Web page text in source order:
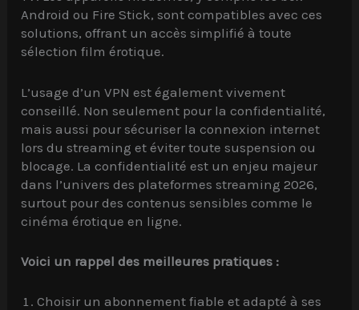
Android ou Fire Stick, sont compatibles avec ces
solutions, offrant un accès simplifié à toute
sélection film érotique.
L’usage d’un VPN est également vivement
conseillé. Non seulement pour la confidentialité,
mais aussi pour sécuriser la connexion internet
lors du streaming et éviter toute suspension ou
blocage. La confidentialité est un enjeu majeur
dans l’univers des plateformes streaming 2026,
surtout pour des contenus sensibles comme le
cinéma érotique en ligne.
Voici un rappel des meilleures pratiques :
Choisir un abonnement fiable et adapté à ses